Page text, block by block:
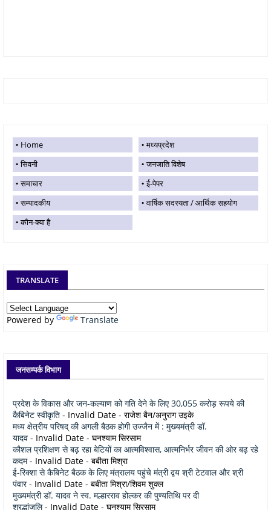
Home
मध्यप्रदेश
सिवनी
जनजाति विशेष
समाचार
ई-पेपर
सम्पादकीय
वार्षिक सदस्यता / आर्थिक सहयोग
कौन-क्या है
TRANSLATE
Powered by Translate
जनसम्पर्क विभाग
प्रदेश के विकास और जन-कल्याण को गति देने के लिए 30,055 करोड़ रूपये की
कैबिनेट स्वीकृति - Invalid Date - राजेश बैन/अनुराग उइके
मध्य क्षेत्रीय परिषद् की अगली बैठक होगी उज्जैन में : मुख्यमंत्री डॉ.
यादव - Invalid Date - घनश्याम सिरसाम
कौशल प्रशिक्षण से बढ़ रहा बेटियों का आत्मविश्वास, आत्मनिर्भर जीवन की ओर बढ़ रहे
कदम- Invalid Date - बबीता मिश्रा
ई-रिक्शा से कैबिनेट बैठक के लिए मंत्रालय पहुंचे मंत्री द्वय श्री टेटवाल और श्री
पंवार- Invalid Date - बबीता मिश्रा/शिवम शुक्ल
मुख्यमंत्री डॉ. यादव ने स्व. मल्हारराव होल्कर की पुण्यतिथि पर दी
श्रद्धांजलि- Invalid Date - घनश्याम सिरसाम